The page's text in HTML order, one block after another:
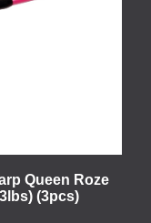
Queen Roze
(3pcs)